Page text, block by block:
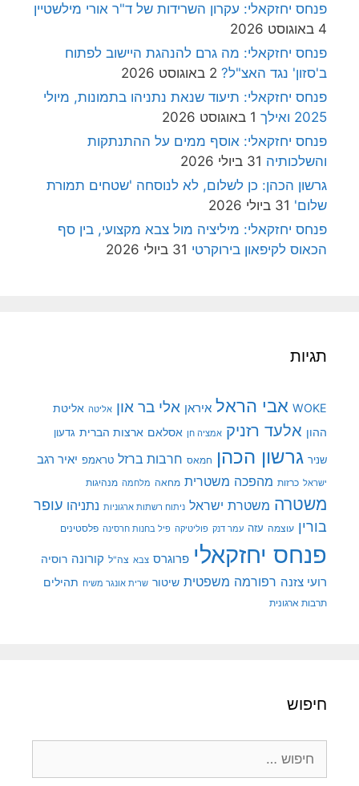
פנחס יחזקאלי: עקרון השרידות של ד"ר אורי מילשטיין
4 באוגוסט 2026
פנחס יחזקאלי: מה גרם להנהגת היישוב לפתוח
ב'סזון' נגד האצ"ל? 2 באוגוסט 2026
פנחס יחזקאלי: תיעוד שנאת נתניהו בתמונות, מיולי
2025 ואילך
1 באוגוסט 2026
פנחס יחזקאלי: אוסף ממים על ההתנתקות
והשלכותיה 31 ביולי 2026
גרשון הכהן: כן לשלום, לא לנוסחה 'שטחים תמורת
שלום' 31 ביולי 2026
פנחס יחזקאלי: מיליציה מול צבא מקצועי, בין סף
הכאוס לקיפאון בירוקרטי 31 ביולי 2026
תגיות
WOKE אבי הראל איראן אלי בר און אליטה אליטת
ההון אלעד רזניק אמציה חן אסלאם ארצות הברית גדעון
שניר גרשון הכהן חמאס חרבות ברזל טראמפ יאיר רגב
ישראל כרזות מהפכה משטרית מחאה מלחמה מנהיגות
משטרה משטרת ישראל ניתוח רשתות ארגוניות נתניהו עופר
בורין עוצמה עזה עמר דנק פוליטיקה פיל בחנות חרסינה פלסטינים
פנחס יחזקאלי פרוגרס צבא צה"ל קורונה רוסיה
רועי צזנה רפורמה משפטית שיטור שרית אונגר משיח תהילים
תרבות ארגונית
חיפוש